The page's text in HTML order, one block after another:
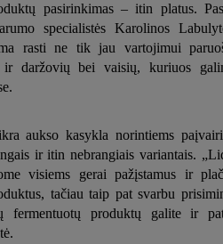
pasirinkimas – itin platus.
specialistės Karolinos
rasti ne tik jau vartojimui
ir daržovių bei vaisių, kuriuos
aukso kasykla norintiems
ir itin nebrangiais variantais.
visiems gerai pažįstamus ir
tačiau taip pat svarbu
fermentuotų produktų galite ir